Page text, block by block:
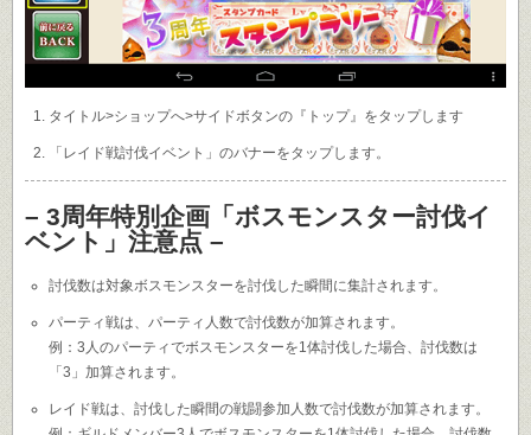
タイトル>ショップへ>サイドボタンの『トップ』をタップします
「レイド戦討伐イベント」のバナーをタップします。
– 3周年特別企画「ボスモンスター討伐イ
ベント」注意点 –
討伐数は対象ボスモンスターを討伐した瞬間に集計されます。
パーティ戦は、パーティ人数で討伐数が加算されます。
例：3人のパーティでボスモンスターを1体討伐した場合、討伐数は
「3」加算されます。
レイド戦は、討伐した瞬間の戦闘参加人数で討伐数が加算されます。